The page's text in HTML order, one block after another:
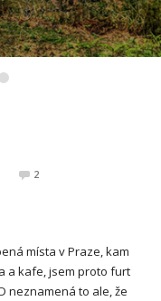
2
místa v Praze, kam
a kafe, jsem proto furt
neznamená to ale, že